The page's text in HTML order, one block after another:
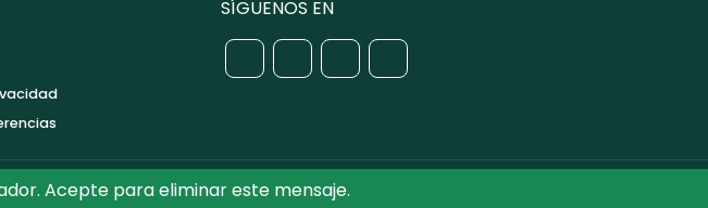
Acepte para eliminar este mensaje.
SÍGUENOS EN